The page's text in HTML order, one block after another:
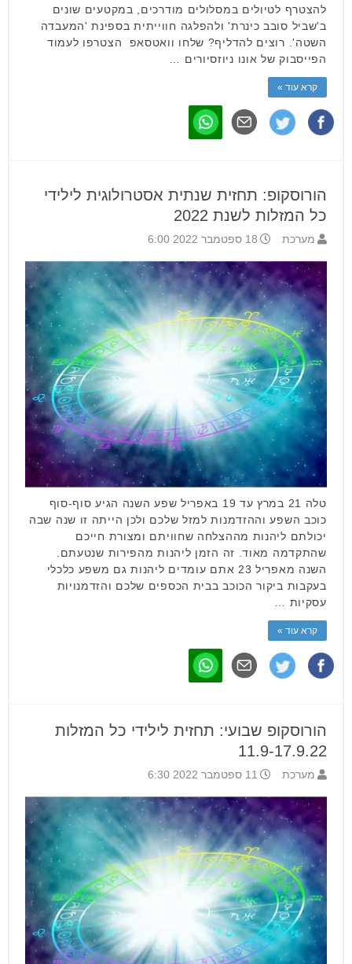
להצטרף לטיולים במסלולים מודרכים, במקטעים שונים
ב'שביל סובב כינרת' ולהפלגה חווייתית בספינת 'המעבדה
השטה'. רוצים להדליף? שלחו וואטסאפ הצטרפו לעמוד
הפייסבוק של אונו ניוזסיורים …
קרא עוד »
הורוסקופ: תחזית שנתית אסטרולוגית לילידי
כל המזלות לשנת 2022
מערכת 18 ספטמבר 2022 6:00
טלה 21 במרץ עד 19 באפריל שפע השנה הגיע סוף-סוף
כוכב השפע וההזדמנות למזל שלכם ולכן הייתה זו שנה שבה
יכולתם ליהנות מההצלחה שחוויתם ומצורת חייכם
שהתקדמה מאוד. זה הזמן ליהנות מהפירות שנטעתם.
השנה מאפריל 23 אתם עומדים ליהנות גם משפע כלכלי
בעקבות ביקור הכוכב בבית הכספים שלכם והזדמנויות
עסקיות …
קרא עוד »
הורוסקופ שבועי: תחזית לילידי כל המזלות
11.9-17.9.22
מערכת 11 ספטמבר 2022 6:30